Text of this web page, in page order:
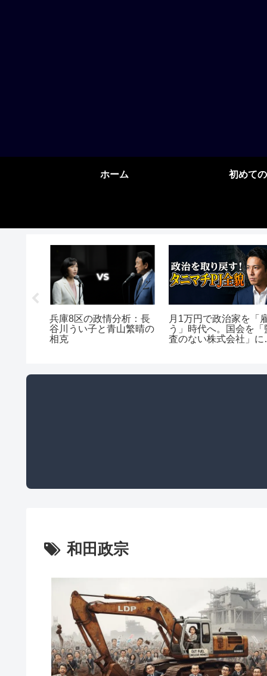
ホーム 初めて
兵庫8区の政情分析：長
谷川うい子と青山繁晴の
相克
月1万円で政治家を「
う」時代へ。国会を「
査のない株式会社」に
和田政宗